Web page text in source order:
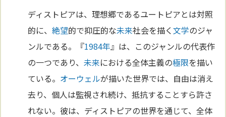
ディストピアは、理想郷であるユートピアとは対照
的に、絶望的で抑圧的な未来社会を描く文学のジャ
ンルである。『1984年』は、このジャンルの代表作
の一つであり、未来における全体主義の極限を描い
ている。 オーウェルが描いた世界では、自由は消え
去り、個人は監視され続け、抵抗することすら許さ
れない。彼は、ディストピアの世界を通じて、全体